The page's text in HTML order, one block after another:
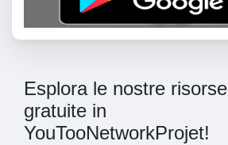
Esplora le nostre risorse
gratuite in
YouTooNetworkProjet!